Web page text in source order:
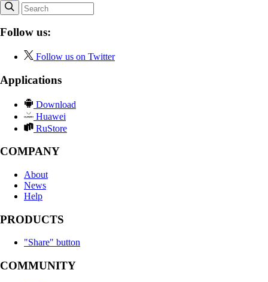
Follow us:
Follow us on Twitter
Applications
Download
Huawei
RuStore
COMPANY
About
News
Help
PRODUCTS
"Share" button
COMMUNITY